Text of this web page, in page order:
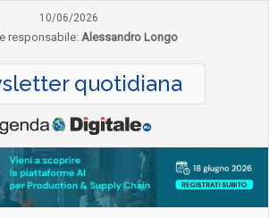
10/06/2026
responsabile: Alessandro Longo
quotidiana